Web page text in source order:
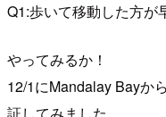
Q1:歩いて移動した方が
やってみるか！
12/1にMandalay Bayか